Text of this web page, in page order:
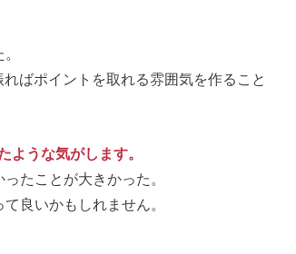
ばポイントを取れる雰囲気を作ること
ような気がします。
たことが大きかった。
良いかもしれません。